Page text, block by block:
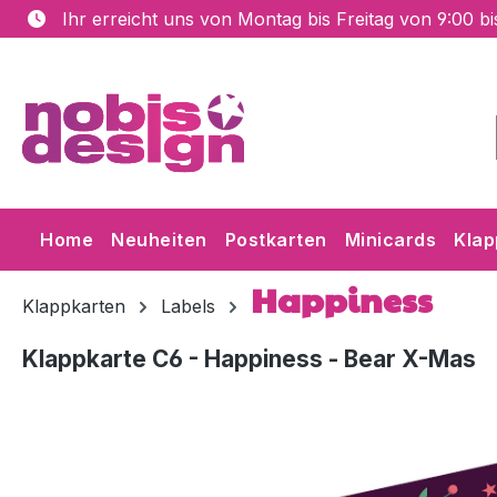
Hauptinhalt springen
Zur Suche springen
Zur Hauptnavigation springen
Ihr erreicht uns von Montag bis Freitag von 9:00
Home Neuheiten Postkarten Minicards
Klappkarten Labels Happiness
Klappkarte C6 - Happiness - Bear X-Mas